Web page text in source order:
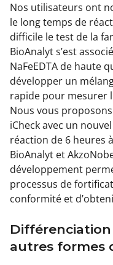
Nos utilisateurs ont
le long temps de
difficile le test de la
BioAnalyt s’est
NaFeEDTA de haute
développer un
rapide pour mesurer
Nous vous
iCheck avec un
réaction de 6 heures
BioAnalyt et
développement
processus de
conformité et
autres formes